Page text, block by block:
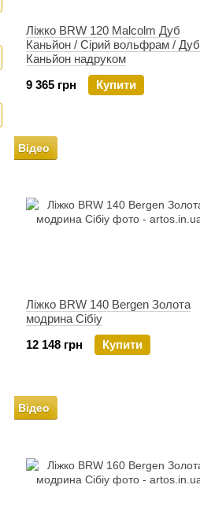
Ліжко BRW 120 Malcolm Дуб
Каньйон / Сірий вольфрам / Дуб
Каньйон надруком
9 365 грн
Купити
Відео
Ліжко BRW 140 Bergen Золота
модрина Сібіу
12 148 грн
Купити
Відео